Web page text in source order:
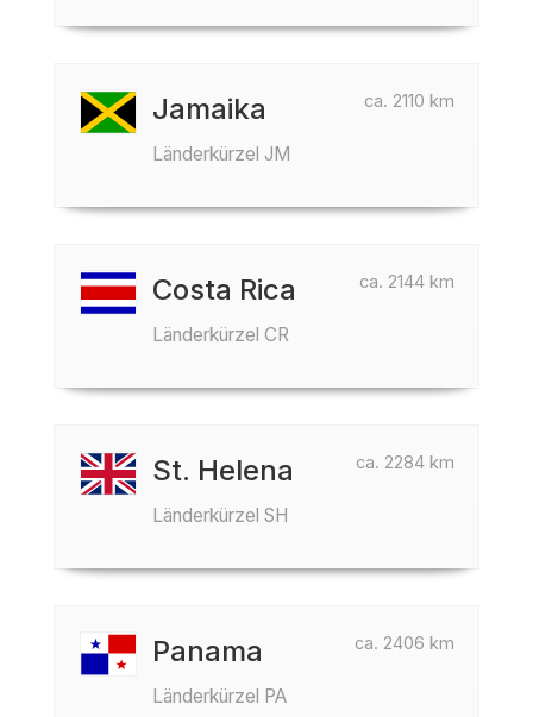
ca. 2110 km
Jamaika
Länderkürzel JM
ca. 2144 km
Costa Rica
Länderkürzel CR
ca. 2284 km
St. Helena
Länderkürzel SH
ca. 2406 km
Panama
Länderkürzel PA